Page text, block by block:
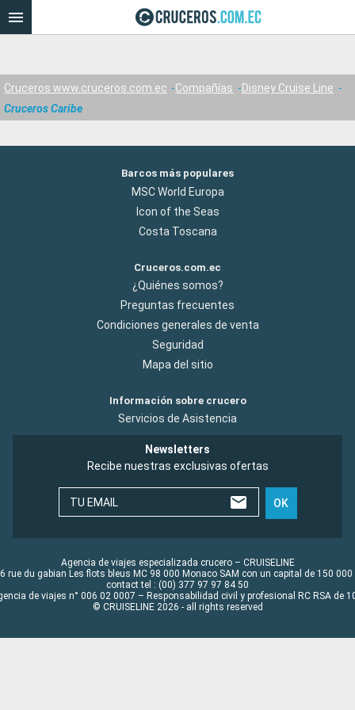
Cruceros www.cruceros.com.ec Compañías
Disney Cruise Line
Cruceros Caribe
Barcos más populares
MSC World Europa
Icon of the Seas
Costa Toscana
Cruceros.com.ec
¿Quiénes somos?
Preguntas frecuentes
Condiciones generales de venta
Seguridad
Mapa del sitio
Información sobre crucero
Servicios de Asistencia
Newsletters
Recibe nuestras exclusivas ofertas
TU EMAIL OK
Agencia de viajes especializada crucero – CRUISELINE
rue du gabian Les flots bleus MC 98 000 Monaco SAM con un capital de 150 000
contact tel : (00) 377 97 97 84 50
de viajes n° 006 02 0007 – Responsabilidad civil y profesional RC RSA de
© CRUISELINE 2026 - all rights reserved